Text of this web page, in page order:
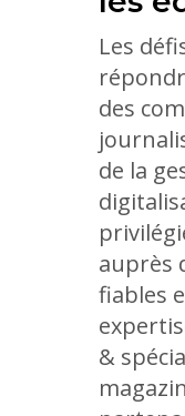
Les
des
de la
auprès
fiables
&